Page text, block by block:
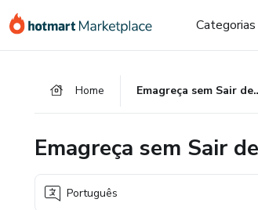
para
para
para
Categorias
Home Emagreça sem
Emagreça sem Sair
Português